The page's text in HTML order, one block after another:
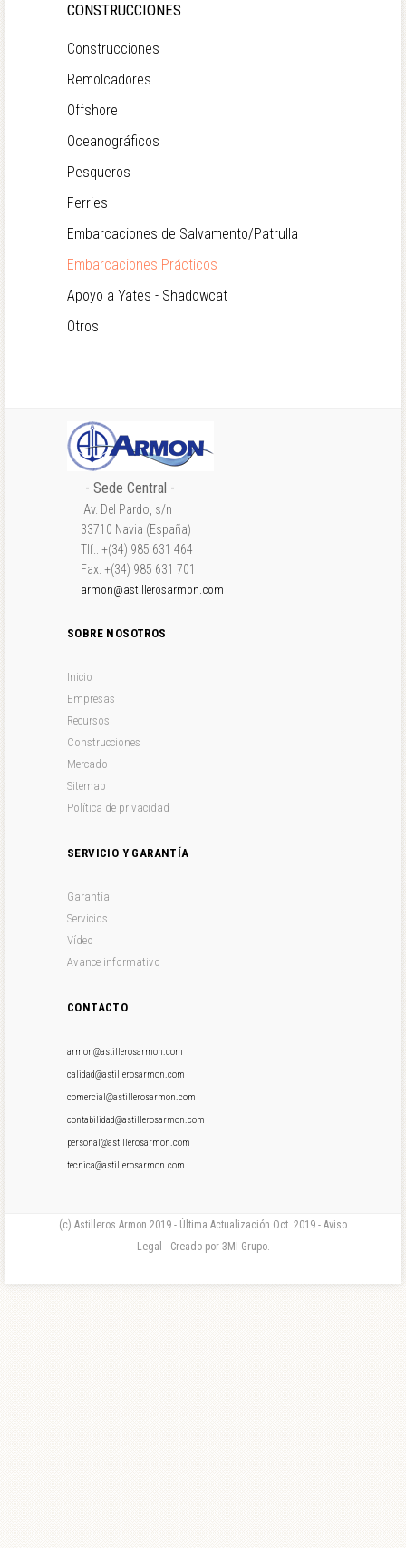
CONSTRUCCIONES
Construcciones
Remolcadores
Offshore
Oceanográficos
Pesqueros
Ferries
Embarcaciones de Salvamento/Patrulla
Embarcaciones Prácticos
Apoyo a Yates - Shadowcat
Otros
- Sede Central -
Av. Del Pardo, s/n
33710 Navia (España)
Tlf.: +(34) 985 631 464
Fax: +(34) 985 631 701
armon@astillerosarmon.com
SOBRE NOSOTROS
Inicio
Empresas
Recursos
Construcciones
Mercado
Sitemap
Política de privacidad
SERVICIO Y GARANTÍA
Garantía
Servicios
Vídeo
Avance informativo
CONTACTO
armon@astillerosarmon.com
calidad@astillerosarmon.com
comercial@astillerosarmon.com
contabilidad@astillerosarmon.com
personal@astillerosarmon.com
tecnica@astillerosarmon.com
(c) Astilleros Armon 2019 - Última Actualización Oct. 2019 - Aviso
Legal - Creado por 3MI Grupo.